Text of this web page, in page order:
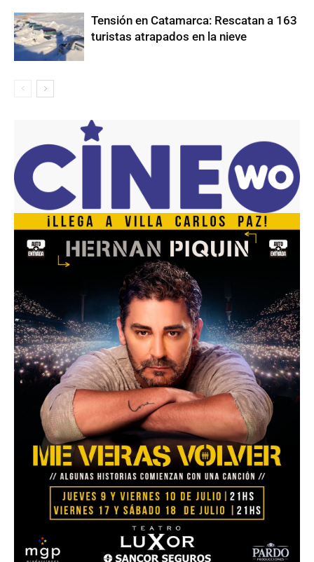
Tensión en Catamarca: Rescatan a 163
turistas atrapados en la nieve